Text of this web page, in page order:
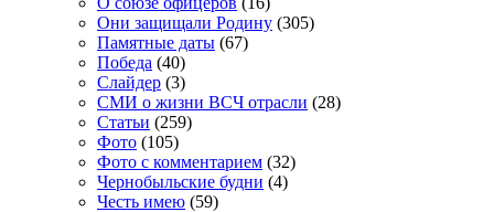
Они защищали Родину (305)
Памятные даты (67)
Победа (40)
Слайдер (3)
СМИ о жизни ВСЧ отрасли (28)
Статьи (259)
Фото (105)
Фото с комментарием (32)
Чернобыльские будни (4)
Честь имею (59)